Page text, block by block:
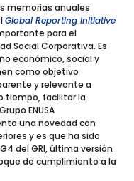
memorias anuales
Global Reporting Initiative
para el
Social Corporativa. Es
económico, social y
como objetivo
y relevante a
tiempo, facilitar la
ENUSA
una novedad con
y es que ha sido
del GRI, última versión
de cumplimiento a la